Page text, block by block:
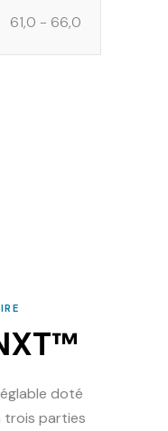
61,0 - 66,0
doté
trois parties